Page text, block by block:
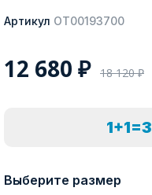
Артикул ОТ00193700
12 680 ₽ 18 120₽
1+1=3
Выберите размер